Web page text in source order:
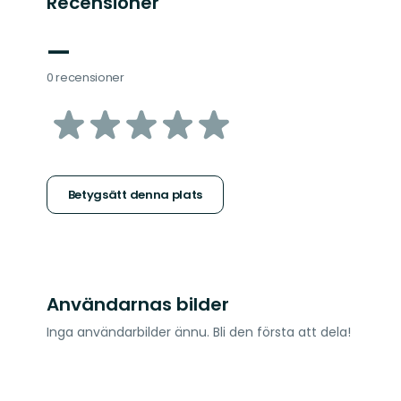
—
0 recensioner
av
stjärnor
Betygsätt denna plats
Användarnas bilder
Inga användarbilder ännu. Bli den första att dela!